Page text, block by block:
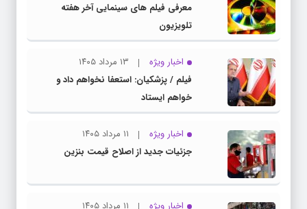
معرفی فیلم های سینمایی آخر هفته
تلویزیون
اخبار ویژه
۱۳ مرداد ۱۴۰۵
فیلم / پزشکیان: استعفا نخواهم داد و
خواهم ایستاد
اخبار ویژه
۱۱ مرداد ۱۴۰۵
جزئیات جدید از اصلاح قیمت بنزین
اخبار ویژه
۱۱ مرداد ۱۴۰۵